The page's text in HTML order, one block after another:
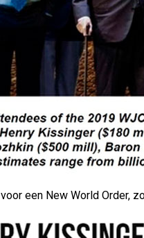
een New World Order,